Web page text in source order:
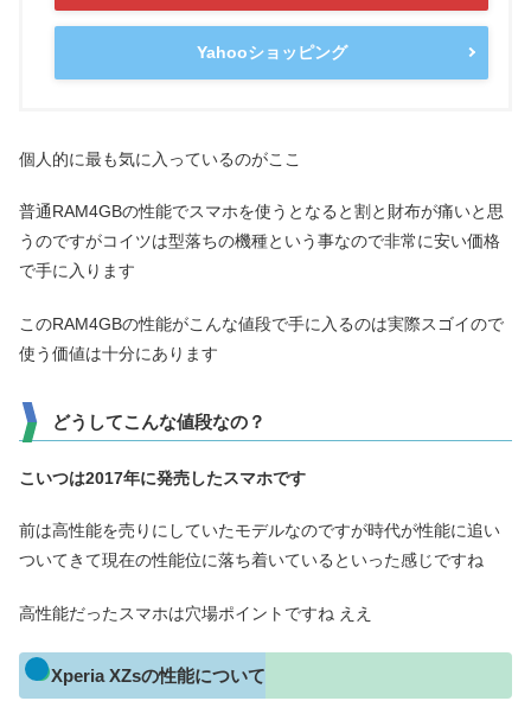
Yahooショッピング
個人的に最も気に入っているのがここ
普通RAM4GBの性能でスマホを使うとなると割と財布が痛いと思
うのですがコイツは型落ちの機種という事なので非常に安い価格
で手に入ります
このRAM4GBの性能がこんな値段で手に入るのは実際スゴイので
使う価値は十分にあります
どうしてこんな値段なの？
こいつは2017年に発売したスマホです
前は高性能を売りにしていたモデルなのですが時代が性能に追い
ついてきて現在の性能位に落ち着いているといった感じですね
高性能だったスマホは穴場ポイントですね ええ
Xperia XZsの性能について